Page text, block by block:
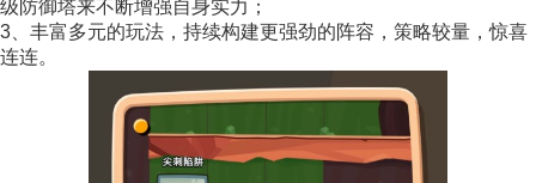
级防御塔来不断增强自身实力；
3、丰富多元的玩法，持续构建更强劲的阵容，策略较量，惊喜
连连。